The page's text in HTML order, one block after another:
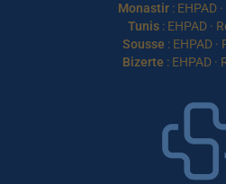
Monastir: EHPAD·
Tunis: EHPAD·
Sousse : EHPAD·
Bizerte : EHPAD ·